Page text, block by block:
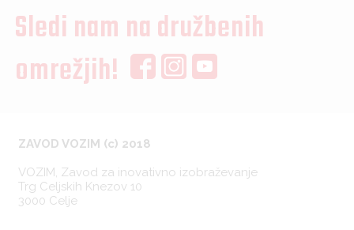
Sledi nam na družbenih
omrežjih!
ZAVOD VOZIM (c) 2018
VOZIM, Zavod za inovativno izobraževanje
Trg Celjskih Knezov 10
3000 Celje